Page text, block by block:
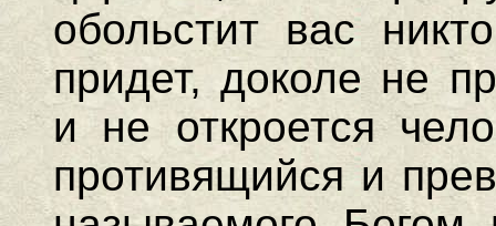
обольстит вас
придет, доколе не
и не откроется
противящийся и